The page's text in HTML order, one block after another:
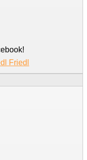
Friedl